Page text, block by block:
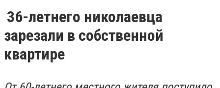
36-летнего николаевца
зарезали в собственной
квартире